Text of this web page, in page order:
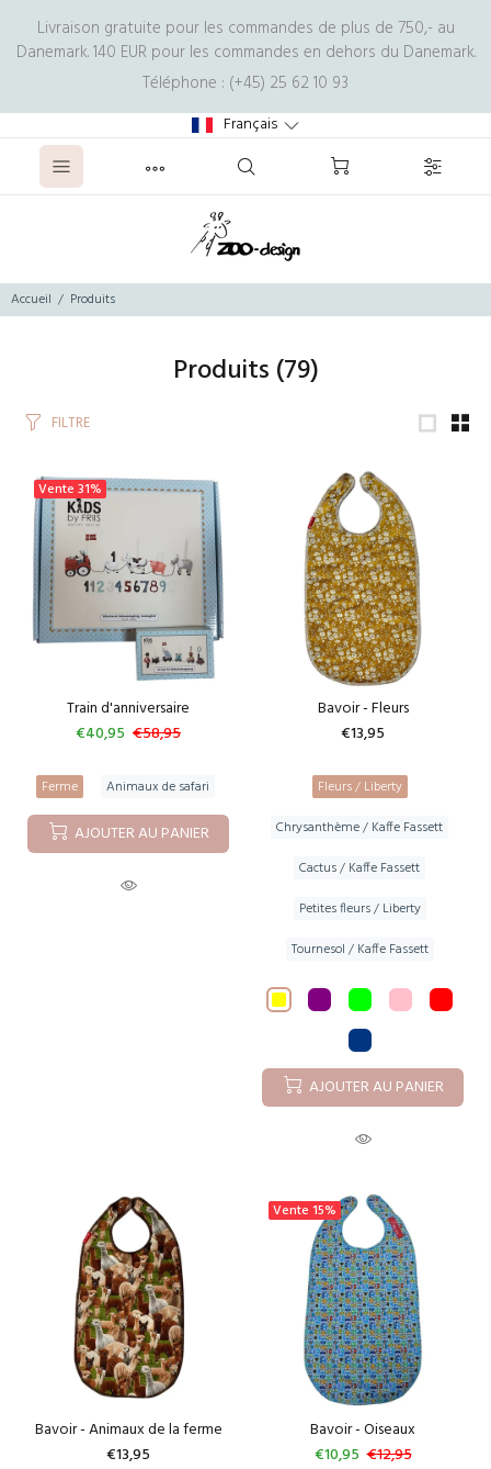
Livraison gratuite pour les commandes de plus de 750,- au
Danemark. 140 EUR pour les commandes en dehors du Danemark.
Téléphone : (+45) 25 62 10 93
Français
Accueil Produits
Produits (79)
FILTRE
Vente 31%
Train d'anniversaire
€40,95 €58,95
Ferme Animaux de safari
AJOUTER AU PANIER
Bavoir - Fleurs
€13,95
Fleurs / Liberty
Chrysanthème / Kaffe Fassett
Cactus / Kaffe Fassett
Petites fleurs / Liberty
Tournesol / Kaffe Fassett
AJOUTER AU PANIER
Bavoir - Animaux de la ferme
€13,95
Vente 15%
Bavoir - Oiseaux
€10,95 €12,95